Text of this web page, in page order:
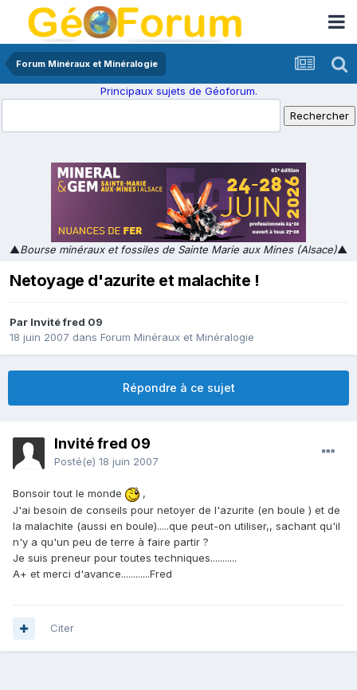
Forum Minéraux et Minéralogie
Principaux sujets de Géoforum.
▲Bourse minéraux et fossiles de Sainte Marie aux Mines (Alsace)▲
Netoyage d'azurite et malachite !
Par Invité fred 09
18 juin 2007 dans Forum Minéraux et Minéralogie
Répondre à ce sujet
Invité fred 09
Posté(e) 18 juin 2007
Bonsoir tout le monde
,
J'ai besoin de conseils pour netoyer de l'azurite (en boule ) et de
la malachite (aussi en boule).....que peut-on utiliser,, sachant qu'il
n'y a qu'un peu de terre à faire partir ?
Je suis preneur pour toutes techniques...........
A+ et merci d'avance............Fred
Citer